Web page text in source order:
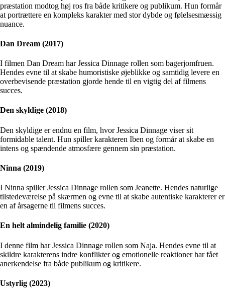
præstation modtog høj ros fra både kritikere og publikum. Hun formår
at portrættere en kompleks karakter med stor dybde og følelsesmæssig
nuance.
Dan Dream (2017)
I filmen Dan Dream har Jessica Dinnage rollen som bagerjomfruen.
Hendes evne til at skabe humoristiske øjeblikke og samtidig levere en
overbevisende præstation gjorde hende til en vigtig del af filmens
succes.
Den skyldige (2018)
Den skyldige er endnu en film, hvor Jessica Dinnage viser sit
formidable talent. Hun spiller karakteren Iben og formår at skabe en
intens og spændende atmosfære gennem sin præstation.
Ninna (2019)
I Ninna spiller Jessica Dinnage rollen som Jeanette. Hendes naturlige
tilstedeværelse på skærmen og evne til at skabe autentiske karakterer er
en af årsagerne til filmens succes.
En helt almindelig familie (2020)
I denne film har Jessica Dinnage rollen som Naja. Hendes evne til at
skildre karakterens indre konflikter og emotionelle reaktioner har fået
anerkendelse fra både publikum og kritikere.
Ustyrlig (2023)